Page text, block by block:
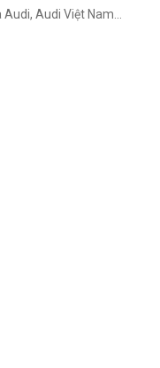
Audi Việt Nam